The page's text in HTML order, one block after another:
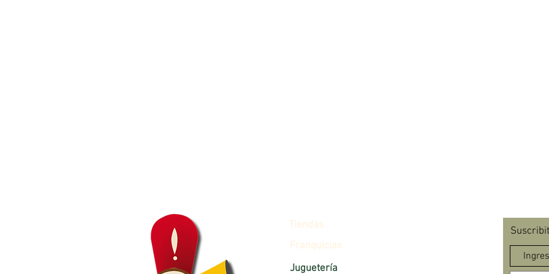
Tiendas
Franquicias
Juguetería